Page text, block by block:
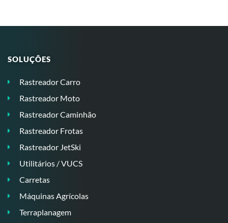
SOLUÇÕES
Rastreador Carro
Rastreador Moto
Rastreador Caminhão
Rastreador Frotas
Rastreador JetSki
Utilitários / VUCS
Carretas
Máquinas Agrícolas
Terraplanagem